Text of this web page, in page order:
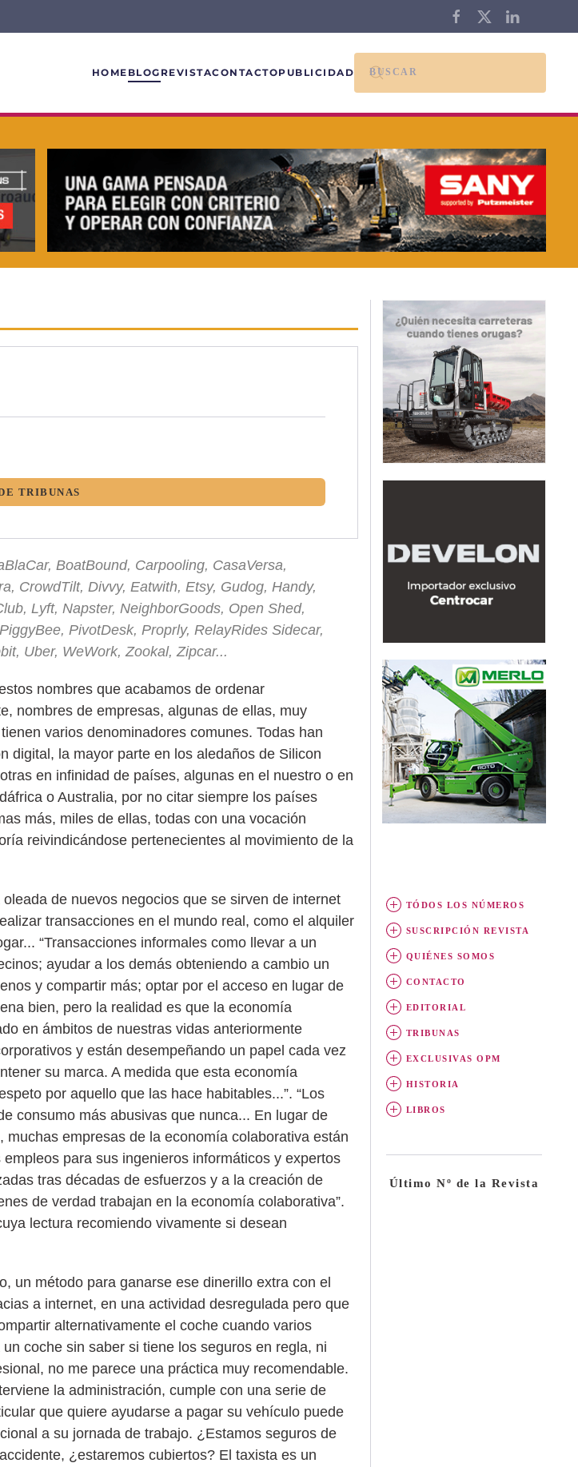
HOME BLOG REVISTACONTACTOPUBLICIDAD
TRIBUNAS
BoatBound, Carpooling, CasaVersa,
CrowdTilt, Divvy, Eatwith, Etsy, Gudog, Handy,
Lyft, Napster, NeighborGoods, Open Shed,
PivotDesk, Proprly, RelayRides Sidecar,
Uber, WeWork, Zookal, Zipcar...
nombres que acabamos de ordenar
nombres de empresas, algunas de ellas, muy
varios denominadores comunes. Todas han
digital, la mayor parte en los aledaños de Silicon
en infinidad de países, algunas en el nuestro o en
o Australia, por no citar siempre los países
más, miles de ellas, todas con una vocación
reivindicándose pertenecientes al movimiento de la
de nuevos negocios que se sirven de internet
transacciones en el mundo real, como el alquiler
“Transacciones informales como llevar a un
ayudar a los demás obteniendo a cambio un
y compartir más; optar por el acceso en lugar de
bien, pero la realidad es que la economía
en ámbitos de nuestras vidas anteriormente
y están desempeñando un papel cada vez
su marca. A medida que esta economía
por aquello que las hace habitables...”. “Los
consumo más abusivas que nunca... En lugar de
empresas de la economía colaborativa están
para sus ingenieros informáticos y expertos
tras décadas de esfuerzos y a la creación de
de verdad trabajan en la economía colaborativa”.
lectura recomiendo vivamente si desean
un método para ganarse ese dinerillo extra con el
a internet, en una actividad desregulada pero que
alternativamente el coche cuando varios
coche sin saber si tiene los seguros en regla, ni
no me parece una práctica muy recomendable.
la administración, cumple con una serie de
que quiere ayudarse a pagar su vehículo puede
a su jornada de trabajo. ¿Estamos seguros de
¿estaremos cubiertos? El taxista es un
TÓDOS LOS NÚMEROS
SUSCRIPCIÓN REVISTA
QUIÉNES SOMOS
CONTACTO
EDITORIAL
TRIBUNAS
EXCLUSIVAS OPM
HISTORIA
LIBROS
Último Nº de la Revista